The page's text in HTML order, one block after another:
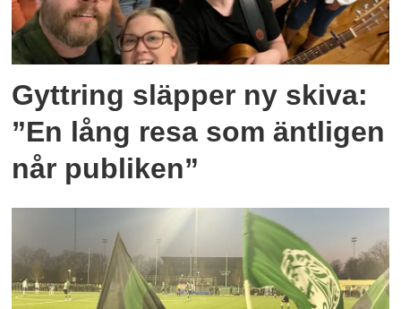
Gyttring släpper ny skiva:
”En lång resa som äntligen
når publiken”